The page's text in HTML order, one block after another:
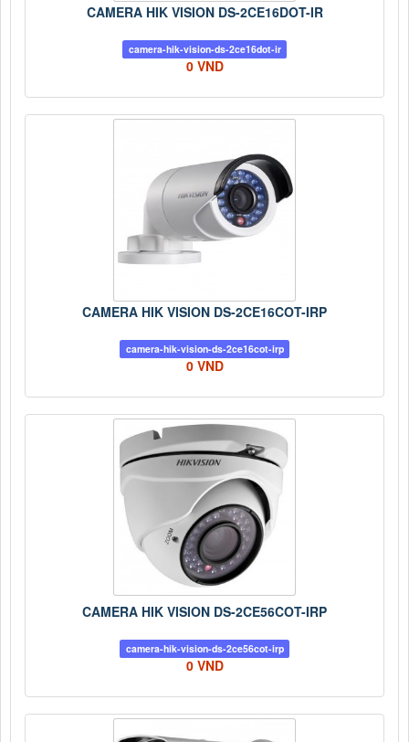
CAMERA HIK VISION DS-2CE16DOT-IR
camera-hik-vision-ds-2ce16dot-ir
0 VND
CAMERA HIK VISION DS-2CE16COT-IRP
camera-hik-vision-ds-2ce16cot-irp
0 VND
CAMERA HIK VISION DS-2CE56COT-IRP
camera-hik-vision-ds-2ce56cot-irp
0 VND